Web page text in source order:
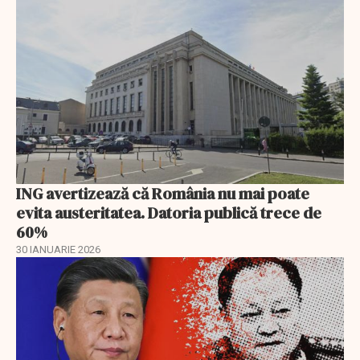
ING avertizează că România nu mai poate
evita austeritatea. Datoria publică trece de
60%
30 IANUARIE 2026